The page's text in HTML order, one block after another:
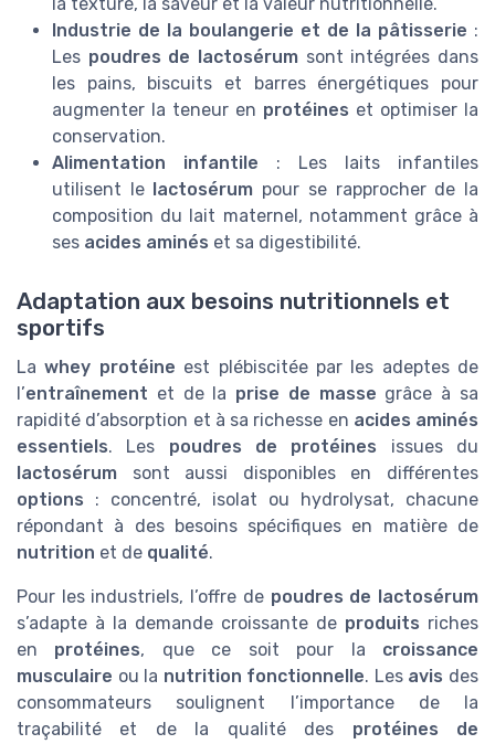
Industrie de la boulangerie et de la pâtisserie :
Les poudres de lactosérum sont intégrées dans
les pains, biscuits et barres énergétiques pour
augmenter la teneur en protéines et optimiser la
conservation.
Alimentation infantile : Les laits infantiles
utilisent le lactosérum pour se rapprocher de la
composition du lait maternel, notamment grâce à
ses acides aminés et sa digestibilité.
Adaptation aux besoins nutritionnels et
sportifs
Lawhey protéine est plébiscitée par les adeptes de
l’entraînement et de la prise de masse grâce à sa
rapidité d’absorption et à sa richesse en acides aminés
essentiels. Les poudres de protéines issues du
lactosérum sont aussi disponibles en différentes
options : concentré, isolat ou hydrolysat, chacune
répondant à des besoins spécifiques en matière de
nutrition et de qualité.
Pour les industriels, l’offre de poudres de lactosérum
s’adapte à la demande croissante de produits riches
en protéines, que ce soit pour la croissance
musculaire ou la nutrition fonctionnelle. Les avis des
consommateurs soulignent l’importance de la
traçabilité et de la qualité des protéines de